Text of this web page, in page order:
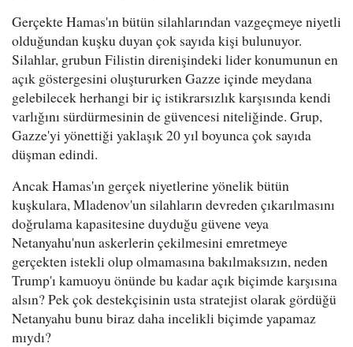
Gerçekte Hamas'ın bütün silahlarından vazgeçmeye niyetli
olduğundan kuşku duyan çok sayıda kişi bulunuyor.
Silahlar, grubun Filistin direnişindeki lider konumunun en
açık göstergesini oluştururken Gazze içinde meydana
gelebilecek herhangi bir iç istikrarsızlık karşısında kendi
varlığını sürdürmesinin de güvencesi niteliğinde. Grup,
Gazze'yi yönettiği yaklaşık 20 yıl boyunca çok sayıda
düşman edindi.
Ancak Hamas'ın gerçek niyetlerine yönelik bütün
kuşkulara, Mladenov'un silahların devreden çıkarılmasını
doğrulama kapasitesine duyduğu güvene veya
Netanyahu'nun askerlerin çekilmesini emretmeye
gerçekten istekli olup olmamasına bakılmaksızın, neden
Trump'ı kamuoyu önünde bu kadar açık biçimde karşısına
alsın? Pek çok destekçisinin usta stratejist olarak gördüğü
Netanyahu bunu biraz daha incelikli biçimde yapamaz
mıydı?